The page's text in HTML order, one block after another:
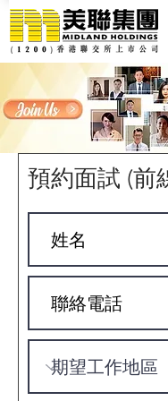
預約面試 (前